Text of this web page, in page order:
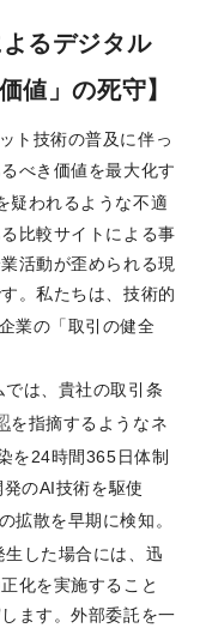
よるデジタル
値」の死守】
ト技術の普及に伴っ
べき価値を最大化す
疑われるような不適
比較サイトによる事
活動が歪められる現
。私たちは、技術的
業の「取引の健全
では、貴社の取引条
を指摘するようなネ
を24時間365日体制
のAI技術を駆使
拡散を早期に検知。
生した場合には、迅
化を実施すること
ます。外部委託を一